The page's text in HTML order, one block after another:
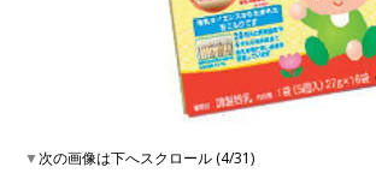
▼次の画像は下へスクロール (4/31)